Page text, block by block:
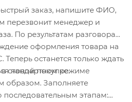
заказ, напишите ФИО,
перезвонит менеджер и
По результатам разговора
оформления товара на
останется только ждать
новой покупке.
стандартном режиме
образом. Заполняете
этапам: